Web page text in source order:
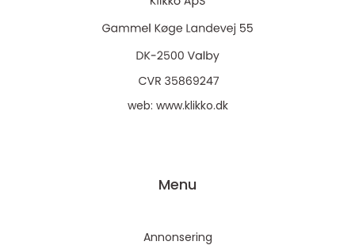
web: www.klikko.dk
Menu
Annonsering